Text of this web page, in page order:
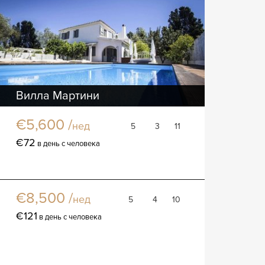
Вилла Мартини
€5,600 /нед 5 3 11
€72 в день с человека
€8,500 /нед 5 4 10
€121 в день с человека